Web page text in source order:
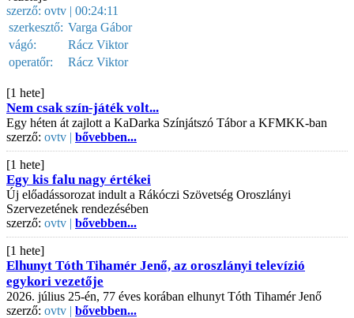
szerző: ovtv | 00:24:11
szerkesztő: Varga Gábor
vágó:
Rácz Viktor
operatőr:
Rácz Viktor
[1 hete]
Nem csak szín-játék volt...
Egy héten át zajlott a KaDarka Színjátszó Tábor a KFMKK-ban
szerző: ovtv | bővebben...
[1 hete]
Egy kis falu nagy értékei
Új előadássorozat indult a Rákóczi Szövetség Oroszlányi
Szervezetének rendezésében
szerző: ovtv | bővebben...
[1 hete]
Elhunyt Tóth Tihamér Jenő, az oroszlányi televízió
egykori vezetője
2026. július 25-én, 77 éves korában elhunyt Tóth Tihamér Jenő
szerző: ovtv | bővebben...